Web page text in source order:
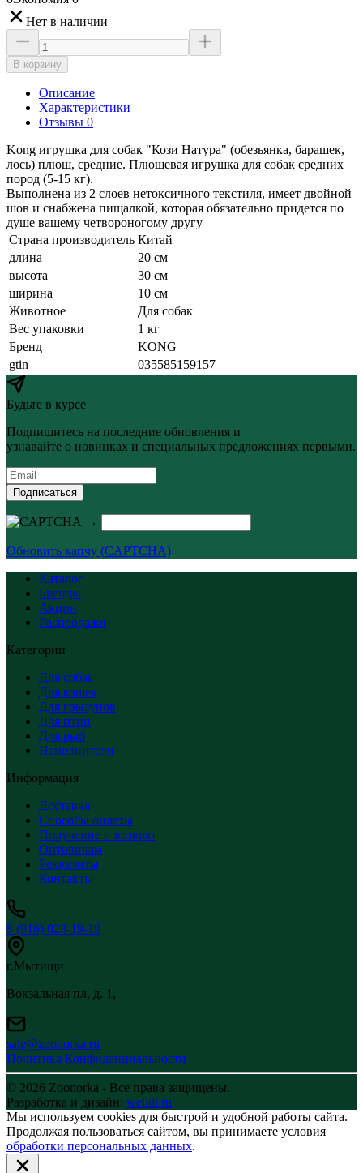
Нет в наличии
В корзину
Описание
Характеристики
Отзывы 0
Kong игрушка для собак "Кози Натура" (обезьянка, барашек,
лось) плюш, средние. Плюшевая игрушка для собак средних
пород (5-15 кг).
Выполнена из 2 слоев нетоксичного текстиля, имеет двойной
шов и снабжена пищалкой, которая обязательно придется по
душе вашему четвороногому другу
Страна производитель Китай
длина
20 см
высота
30 см
ширина
10 см
Животное
Для собак
Вес упаковки
1 кг
Бренд
KONG
gtin
035585159157
Будьте в курсе
Подпишитесь на последние обновления и
узнавайте о новинках и специальных предложениях первыми.
Подписаться
→
Обновить капчу (CAPTCHA)
Каталог
Бренды
Акции
Распродажи
Категории
Для собак
Для кошек
Для грызунов
Для птиц
Для рыб
Наполнители
Информация
Доставка
Способы оплаты
Получение и возврат
Оптовикам
Реквизиты
Контакты
8 (916) 028-19-19
г.Мытищи
Вокзальная пл, д. 1,
sale@zoonorka.ru
Политика Конфиденциальности
© 2026 Zoonorka - Все права защищены.
Разработка и дизайн: welldi.ru
Мы используем cookies для быстрой и удобной работы сайта.
Продолжая пользоваться сайтом, вы принимаете условия
обработки персональных данных.